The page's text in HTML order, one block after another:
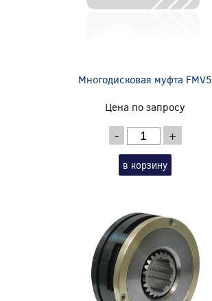
Многодисковая муфта FMV5
Цена по запросу
- +
в корзину